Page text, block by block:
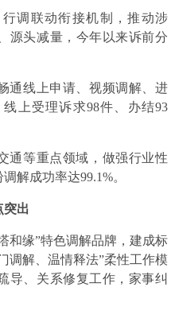
调联动衔接机制，推动涉
源头减量，今年以来诉前分
通线上申请、视频调解、进
上受理诉求98件、办结93
通等重点领域，做强行业性
解成功率达99.1%。
突出
和缘”特色调解品牌，建成标
调解、温情释法”柔性工作模
导、关系修复工作，家事纠